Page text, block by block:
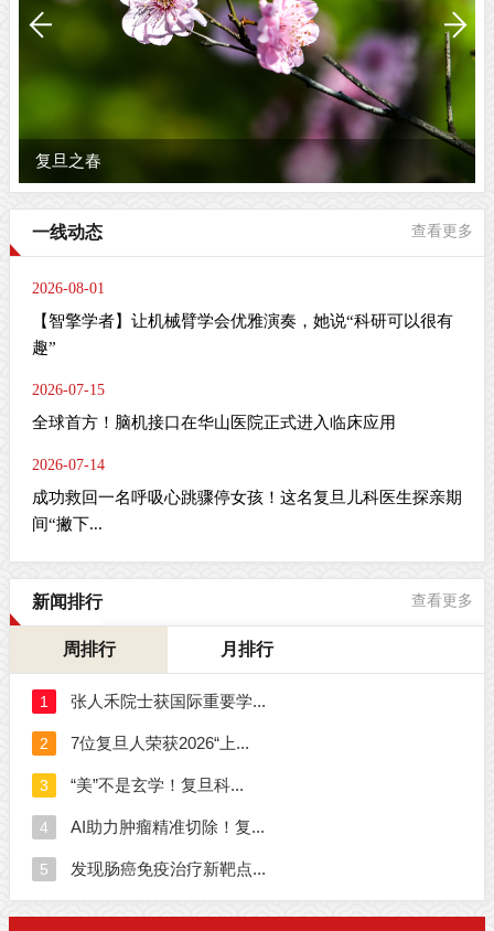
复旦之春
一线动态 查看更多
2026-08-01
【智擎学者】让机械臂学会优雅演奏，她说“科研可以很有
趣”
2026-07-15
全球首方！脑机接口在华山医院正式进入临床应用
2026-07-14
成功救回一名呼吸心跳骤停女孩！这名复旦儿科医生探亲期
间“撇下...
新闻排行 查看更多
周排行 月排行